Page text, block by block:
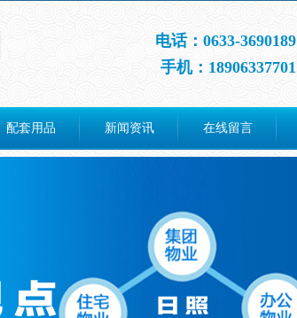
电话：0633-3690189
手机：18906337701
配套用品 新闻资讯 在线留言